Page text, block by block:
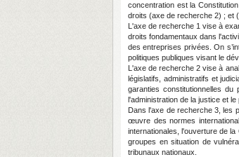
concentration est la
droits (axe de recherche 2) ; et
L'axe de recherche 1 vise à
droits fondamentaux dans
des entreprises privées. On
politiques publiques visant le
L'axe de recherche 2 vise à
législatifs, administratifs et
garanties constitutionnelles du
l'administration de la justice et
Dans l'axe de recherche 3, les
œuvre des normes
internationales, l'ouverture de
groupes en situation de
tribunaux nationaux.